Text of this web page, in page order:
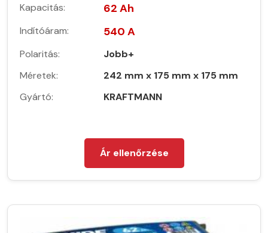
Kapacitás: 62 Ah
Indítóáram: 540 A
Polaritás:
Jobb+
Méretek:
242 mm x 175 mm x 175 mm
Gyártó:
KRAFTMANN
Ár ellenőrzése